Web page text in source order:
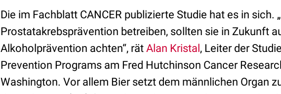
Die im Fachblatt CANCER publizierte Studie hat es in sich.
Prostatakrebsprävention betreiben, sollten sie in Zukunft
Alkoholprävention achten“, rät Alan Kristal, Leiter der
Prevention Programs am Fred Hutchinson Cancer
Washington. Vor allem Bier setzt dem männlichen Organ